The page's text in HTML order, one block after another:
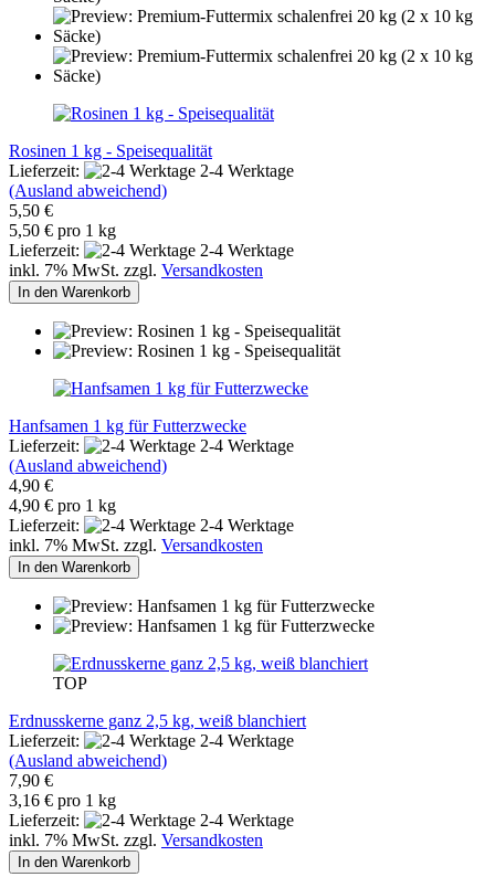
Rosinen 1 kg - Speisequalität
Lieferzeit:
2-4 Werktage
(Ausland abweichend)
5,50 €
5,50 € pro 1 kg
Lieferzeit:
2-4 Werktage
inkl. 7% MwSt. zzgl. Versandkosten
In den Warenkorb
Hanfsamen 1 kg für Futterzwecke
Lieferzeit:
2-4 Werktage
(Ausland abweichend)
4,90 €
4,90 € pro 1 kg
Lieferzeit:
2-4 Werktage
inkl. 7% MwSt. zzgl. Versandkosten
In den Warenkorb
TOP
Erdnusskerne ganz 2,5 kg, weiß blanchiert
Lieferzeit:
2-4 Werktage
(Ausland abweichend)
7,90 €
3,16 € pro 1 kg
Lieferzeit:
2-4 Werktage
inkl. 7% MwSt. zzgl. Versandkosten
In den Warenkorb